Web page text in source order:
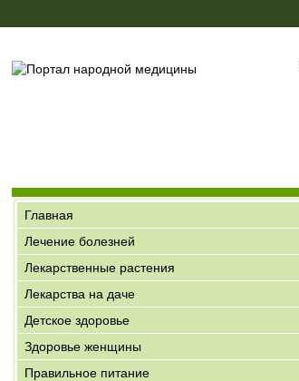
Главная
Лечение болезней
Лекарственные растения
Лекарства на даче
Детское здоровье
Здоровье женщины
Правильное питание